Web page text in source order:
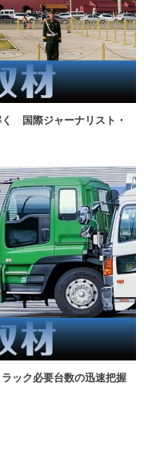
く 国際ジャーナリスト・
ック必要台数の迅速把握